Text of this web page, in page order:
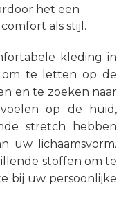
het een
als stijl.
kleding in
om te letten op de
en te zoeken naar
op de huid,
stretch hebben
uw lichaamsvorm.
stoffen om te
bij uw persoonlijke